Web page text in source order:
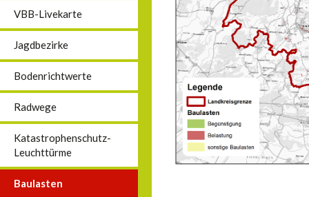
VBB-Livekarte
Jagdbezirke
Bodenrichtwerte
Radwege
Katastrophenschutz-
Leuchttürme
Baulasten